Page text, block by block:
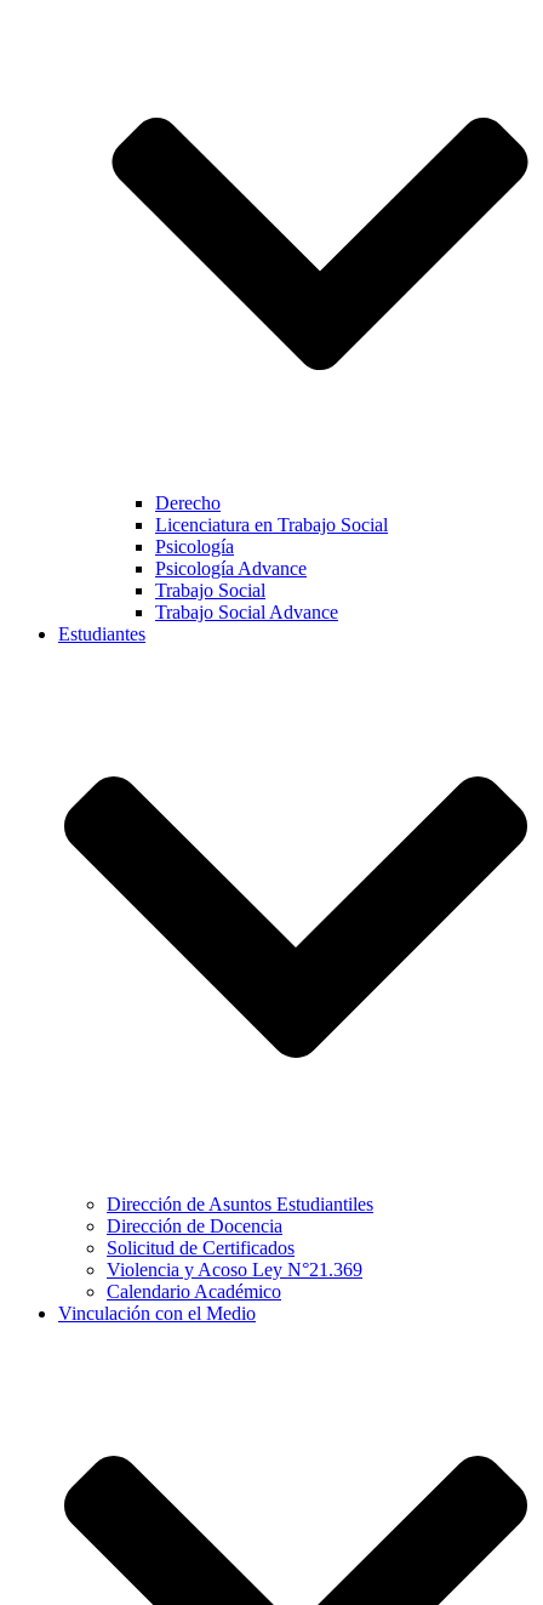
Derecho
Licenciatura en Trabajo Social
Psicología
Psicología Advance
Trabajo Social
Trabajo Social Advance
Estudiantes
Dirección de Asuntos Estudiantiles
Dirección de Docencia
Solicitud de Certificados
Violencia y Acoso Ley N°21.369
Calendario Académico
Vinculación con el Medio